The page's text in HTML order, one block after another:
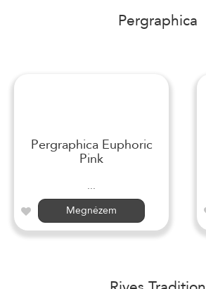
Pergraphica
Pergraphica Euphoric
Pink
...
Megnézem